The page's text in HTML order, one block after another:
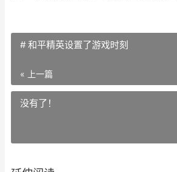
# 和平精英设置了游戏时刻
« 上一篇
没有了！